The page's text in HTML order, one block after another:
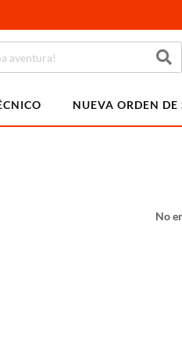
NUEVA ORDEN
No